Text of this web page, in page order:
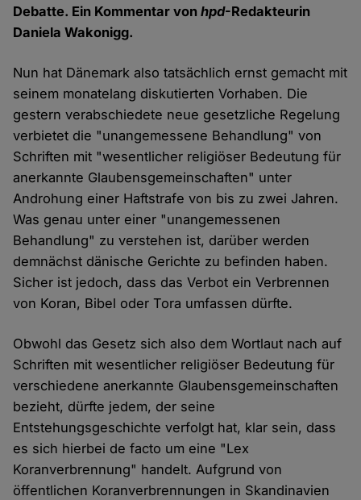
Debatte. Ein Kommentar von hpd-Redakteurin
Daniela Wakonigg.
Nun hat Dänemark also tatsächlich ernst gemacht mit
seinem monatelang diskutierten Vorhaben. Die
gestern verabschiedete neue gesetzliche Regelung
verbietet die "unangemessene Behandlung" von
Schriften mit "wesentlicher religiöser Bedeutung für
anerkannte Glaubensgemeinschaften" unter
Androhung einer Haftstrafe von bis zu zwei Jahren.
Was genau unter einer "unangemessenen
Behandlung" zu verstehen ist, darüber werden
demnächst dänische Gerichte zu befinden haben.
Sicher ist jedoch, dass das Verbot ein Verbrennen
von Koran, Bibel oder Tora umfassen dürfte.
Obwohl das Gesetz sich also dem Wortlaut nach auf
Schriften mit wesentlicher religiöser Bedeutung für
verschiedene anerkannte Glaubensgemeinschaften
bezieht, dürfte jedem, der seine
Entstehungsgeschichte verfolgt hat, klar sein, dass
es sich hierbei de facto um eine "Lex
Koranverbrennung" handelt. Aufgrund von
öffentlichen Koranverbrennungen in Skandinavien